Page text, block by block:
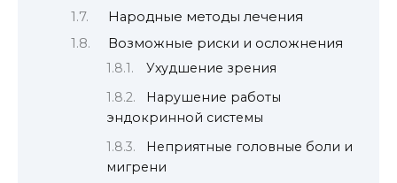
Народные методы лечения
Возможные риски и осложнения
Ухудшение зрения
Нарушение работы
эндокринной системы
Неприятные головные боли и
мигрени